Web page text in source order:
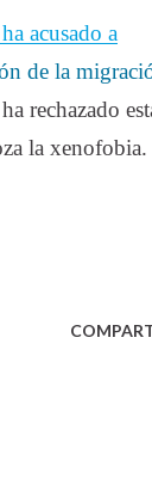
acusado a
de la
rechazado
la xenofobia.